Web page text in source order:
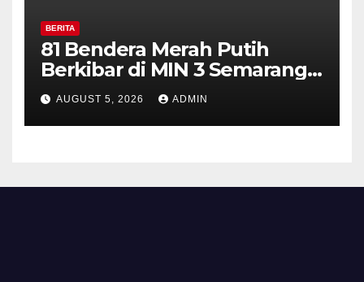
BERITA
81 Bendera Merah Putih
Berkibar di MIN 3 Semarang,
Bhabinkamtibmas Desa
Timpik Hadiri Peringatan
HUT ke-81 Kemerdekaan RI
AUGUST 5, 2026 ADMIN